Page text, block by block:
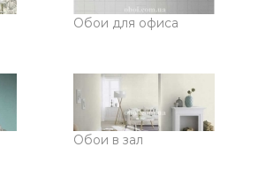
Обои для офиса
Обои в зал